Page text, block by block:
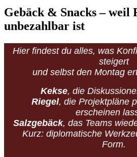
Gebäck & Snacks – weil
unbezahlbar ist
Hier findest du alles, was
steigert
und selbst den Montag
Kekse, die
Riegel, die Projektpläne
erscheinen
Salzgebäck, das Teams
Kurz: diplomatische
Form.